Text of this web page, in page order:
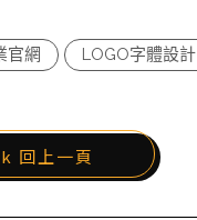
官網 LOGO字體設計
回上一頁